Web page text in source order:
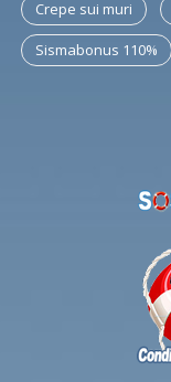
Crepe sui muri
Sismabonus 110%